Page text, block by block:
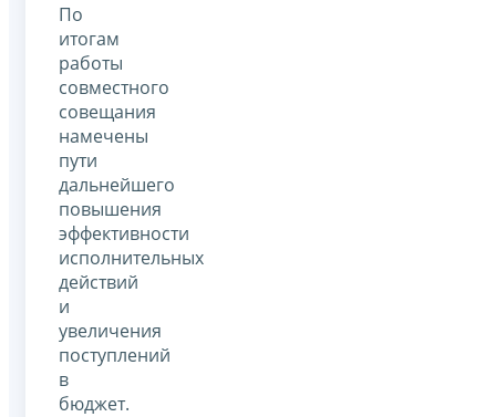
По
итогам
работы
совместного
совещания
намечены
пути
дальнейшего
повышения
эффективности
исполнительных
действий
и
увеличения
поступлений
в
бюджет.